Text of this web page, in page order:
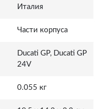
Италия
Части корпуса
Ducati GP, Ducati GP
24V
0.055 кг